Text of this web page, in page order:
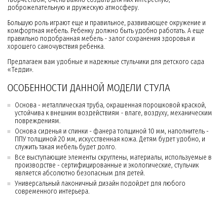
доброжелательную и дружескую атмосферу.
Большую роль играют еще и правильное, развивающее окружение и
комфортная мебель. Ребенку должно быть удобно работать. А еще
правильно подобранная мебель - залог сохранения здоровья и
хорошего самочувствия ребенка.
Предлагаем вам удобные и надежные стульчики для детского сада
«Тедди».
ОСОБЕННОСТИ ДАННОЙ МОДЕЛИ СТУЛА
Основа - металлическая труба, окрашенная порошковой краской,
устойчива к внешним воздействиям - влаге, воздуху, механическим
повреждениям.
Основа сиденья и спинки - фанера толщиной 10 мм, наполнитель -
ППУ толщиной 20 мм, искусственная кожа. Детям будет удобно, и
служить такая мебель будет долго.
Все выступающие элементы скруглены, материалы, используемые в
производстве - сертифицированные и экологические, стульчик
является абсолютно безопасным для детей.
Универсальный лаконичный дизайн подойдет для любого
современного интерьера.